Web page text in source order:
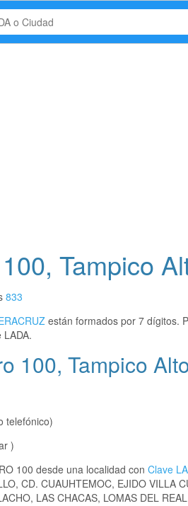
Tampico
833
están formados por 7 dígitos.
100, Tampico
telefónico)
)
100 desde una localidad con Clave
CD. CUAUHTEMOC, EJIDO VILLA
LAS CHACAS, LOMAS DEL